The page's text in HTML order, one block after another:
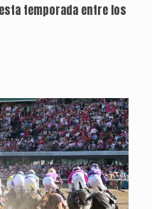
temporada entre los